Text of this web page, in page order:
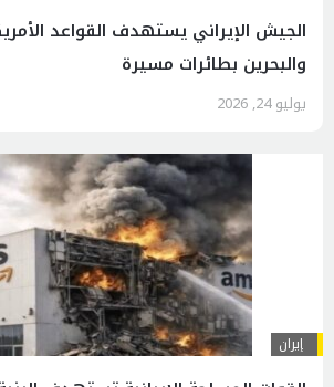
الجيش الإيراني يستهدف القواعد
والبحرين بطائرات مسيرة
يوليو 24, 2026
إيران